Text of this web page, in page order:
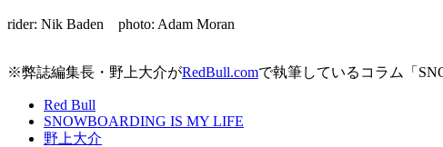
rider: Nik Baden photo: Adam Moran
※弊誌編集長・野上大介がRedBull.comで執筆しているコラム「
Red Bull
SNOWBOARDING IS MY LIFE
野上大介